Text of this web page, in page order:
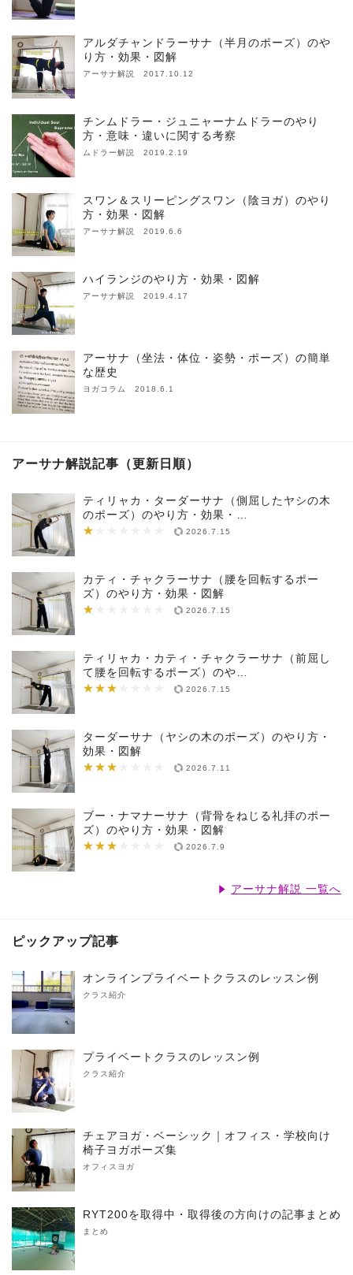
アルダチャンドラーサナ（半月のポーズ）のや
り方・効果・図解
アーサナ解説 2017.10.12
チンムドラー・ジュニャーナムドラーのやり
方・意味・違いに関する考察
ムドラー解説 2019.2.19
スワン＆スリーピングスワン（陰ヨガ）のやり
方・効果・図解
アーサナ解説 2019.6.6
ハイランジのやり方・効果・図解
アーサナ解説 2019.4.17
アーサナ（坐法・体位・姿勢・ポーズ）の簡単
な歴史
ヨガコラム 2018.6.1
アーサナ解説記事（更新日順）
ティリャカ・ターダーサナ（側屈したヤシの木
のポーズ）のやり方・効果・…
★
★★★★★★★ 2026.7.15
カティ・チャクラーサナ（腰を回転するポー
ズ）のやり方・効果・図解
★
★★★★★★★ 2026.7.15
ティリャカ・カティ・チャクラーサナ（前屈し
て腰を回転するポーズ）のや…
★★★
★★★★★★★ 2026.7.15
ターダーサナ（ヤシの木のポーズ）のやり方・
効果・図解
★★★
★★★★★★★ 2026.7.11
ブー・ナマナーサナ（背骨をねじる礼拝のポー
ズ）のやり方・効果・図解
★★★
★★★★★★★ 2026.7.9
アーサナ解説 一覧へ
ピックアップ記事
オンラインプライベートクラスのレッスン例
クラス紹介
プライベートクラスのレッスン例
クラス紹介
チェアヨガ・ベーシック｜オフィス・学校向け
椅子ヨガポーズ集
オフィスヨガ
RYT200を取得中・取得後の方向けの記事まとめ
まとめ